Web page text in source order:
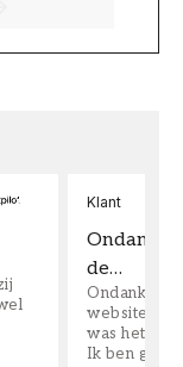
Klant
Ondanks
de…
Ondanks
website
was het
Ik ben